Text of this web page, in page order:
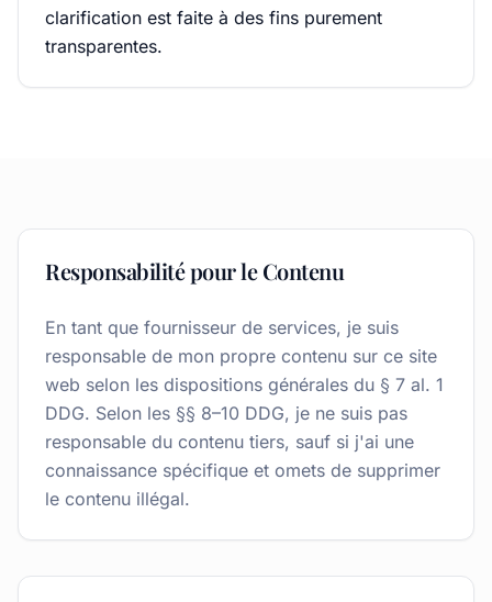
clarification est faite à des fins purement
transparentes.
Responsabilité pour le Contenu
En tant que fournisseur de services, je suis
responsable de mon propre contenu sur ce site
web selon les dispositions générales du § 7 al. 1
DDG. Selon les §§ 8–10 DDG, je ne suis pas
responsable du contenu tiers, sauf si j'ai une
connaissance spécifique et omets de supprimer
le contenu illégal.